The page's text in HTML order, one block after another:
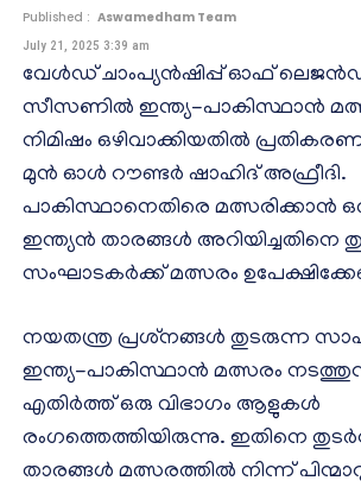
Published : Aswamedham Team
July 21, 2025 3:39 am
വേള്‍ഡ് ചാംപ്യന്‍ഷിപ്പ് ഓഫ്
സീസണില്‍ ഇന്ത്യ-പാകിസ്ഥാന്‍
നിമിഷം ഒഴിവാക്കിയതില്‍
മുന്‍ ഓള്‍ റൗണ്ടര്‍ ഷാഹിദ് അഫ്രീദി.
പാകിസ്ഥാനെതിരെ മത്സരിക്കാന്‍
ഇന്ത്യന്‍ താരങ്ങള്‍ അറിയിച്ചതിനെ
സംഘാടകര്‍ക്ക് മത്സരം
നയതന്ത്ര പ്രശ്‌നങ്ങള്‍ തുടരുന്ന
ഇന്ത്യ-പാകിസ്ഥാന്‍ മത്സരം
എതിര്‍ത്ത് ഒരു വിഭാഗം ആളുകള്‍
രംഗത്തെത്തിയിരുന്നു. ഇതിനെ
താരങ്ങള്‍ മത്സരത്തില്‍ നിന്ന്